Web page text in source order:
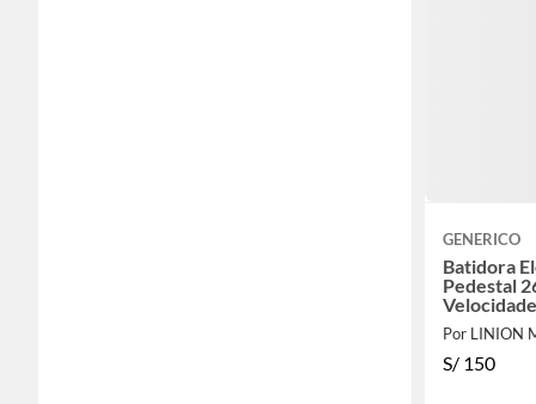
GENERICO
Batidora
Pedestal
Por LINION
S/ 150